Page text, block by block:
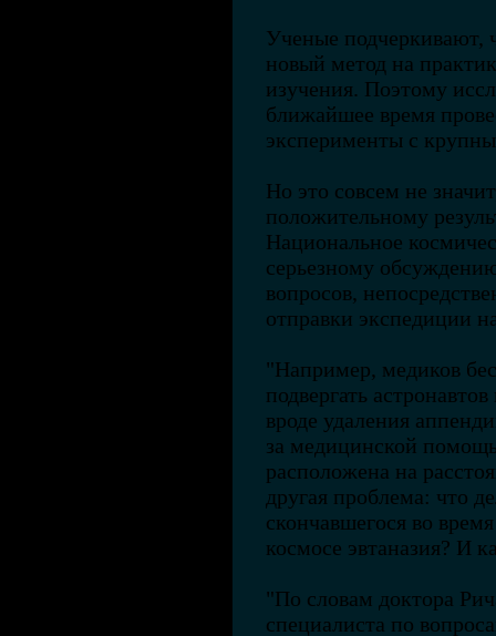
Ученые подчеркивают,
новый метод на
изучения. Поэтому
ближайшее время
эксперименты с
Но это совсем не
положительному
Национальное
серьезному
вопросов,
отправки экспедиции
"Например, медиков
подвергать
вроде удаления
за медицинской
расположена на
другая проблема: что
скончавшегося во
космосе эвтаназия? И
"По словам доктора
специалиста по